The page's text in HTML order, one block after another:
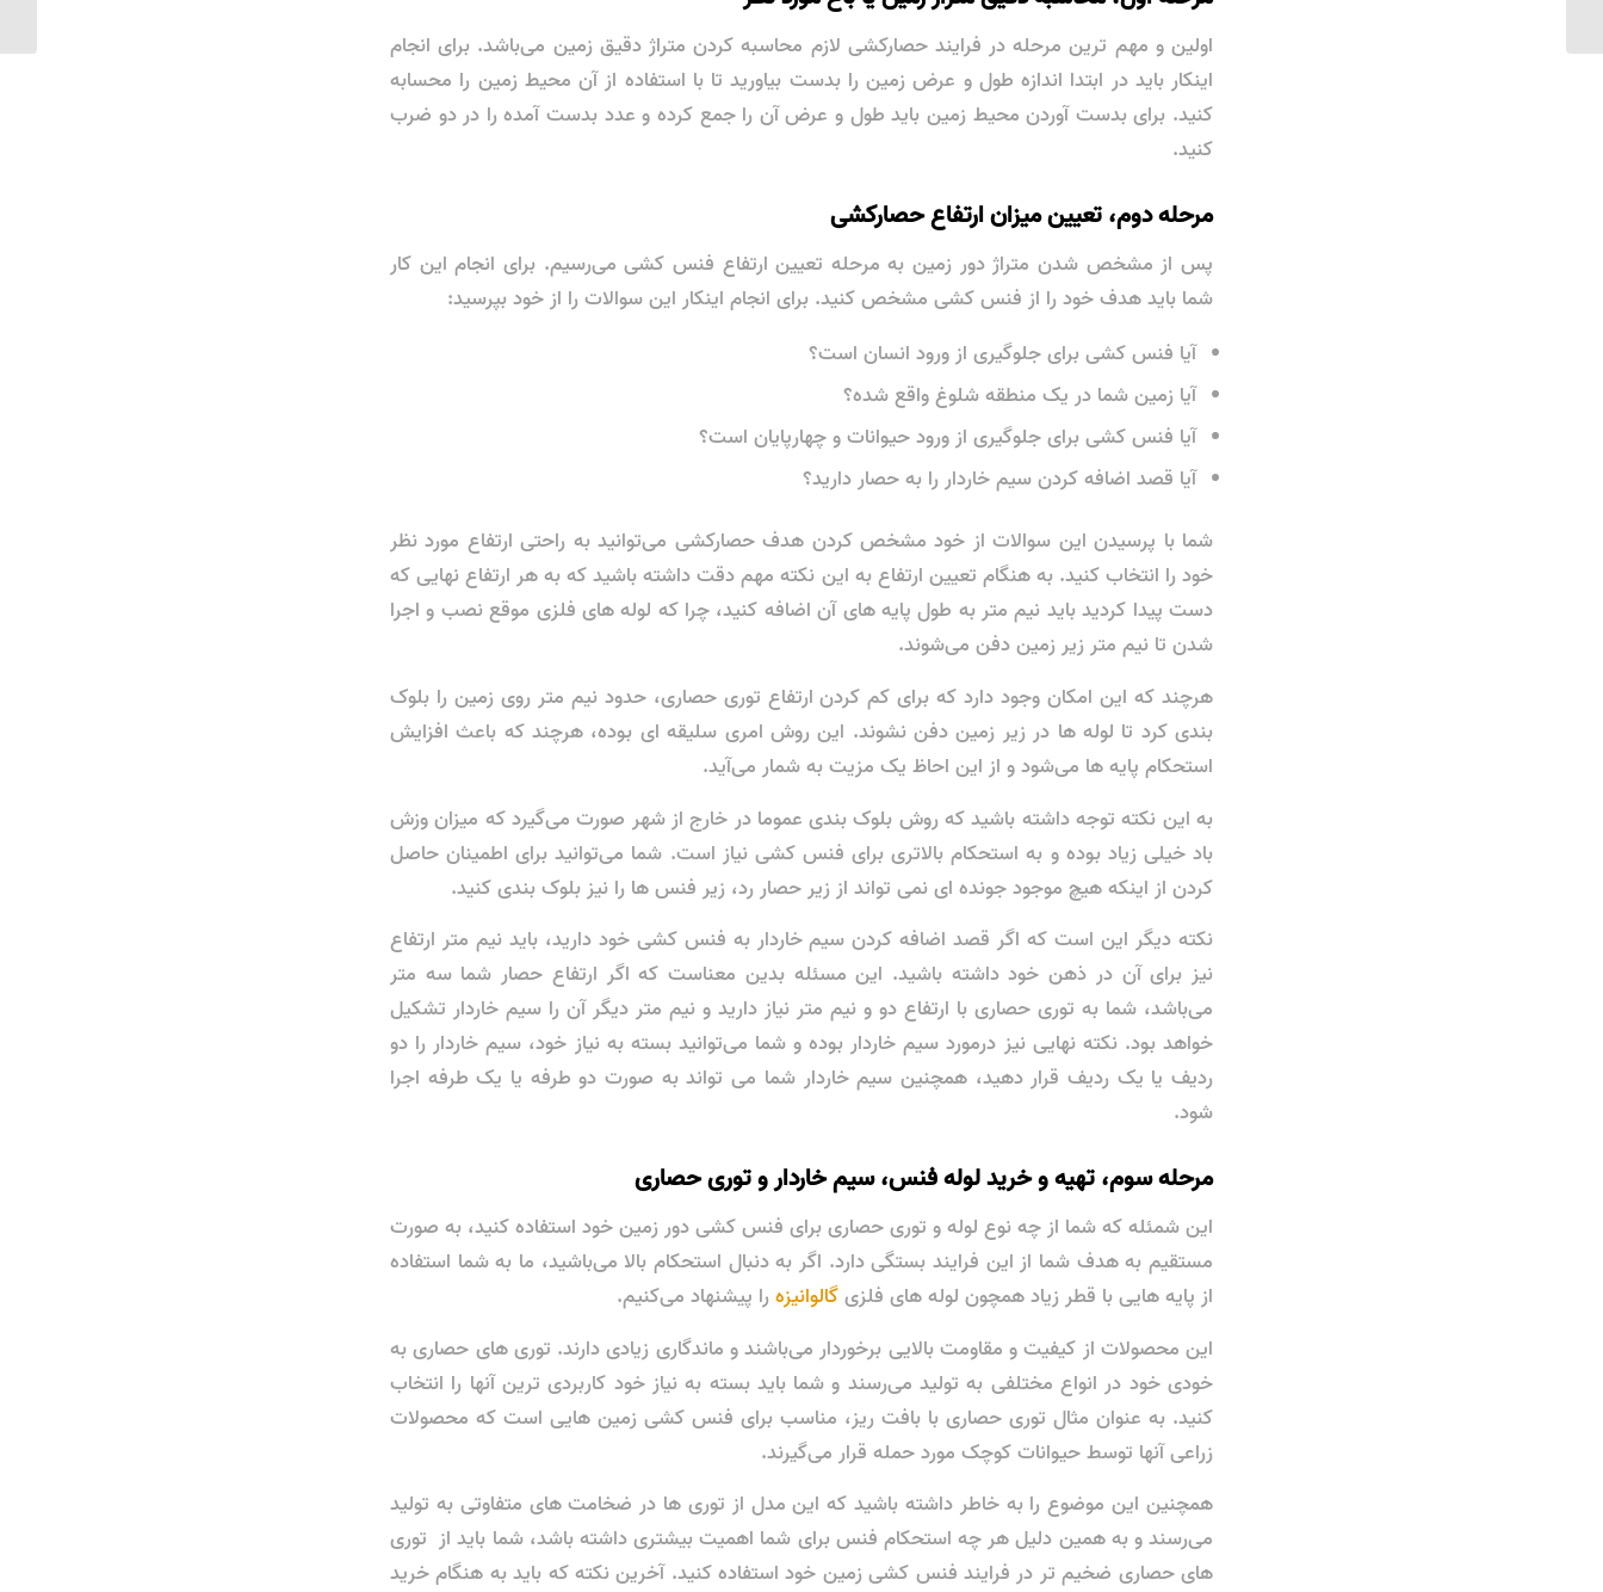
اولین و مهم ترین مرحله در فرایند حصارکشی لازم محاسبه کردن متراژ دقیق زمین می‌باشد. برای انجام
اینکار باید در ابتدا اندازه طول و عرض زمین را بدست بیاورید تا با استفاده از آن محیط زمین را محسابه
کنید. برای بدست آوردن محیط زمین باید طول و عرض آن را جمع کرده و عدد بدست آمده را در دو ضرب
کنید.
مرحله دوم، تعیین میزان ارتفاع حصارکشی
پس از مشخص شدن متراژ دور زمین به مرحله تعیین ارتفاع فنس کشی می‌رسیم. برای انجام این کار
شما باید هدف خود را از فنس کشی مشخص کنید. برای انجام اینکار این سوالات را از خود بپرسید:
آیا فنس کشی برای جلوگیری از ورود انسان است؟
آیا زمین شما در یک منطقه شلوغ واقع شده؟
آیا فنس کشی برای جلوگیری از ورود حیوانات و چهارپایان است؟
آیا قصد اضافه کردن سیم خاردار را به حصار دارید؟
شما با پرسیدن این سوالات از خود مشخص کردن هدف حصارکشی می‌توانید به راحتی ارتفاع مورد نظر
خود را انتخاب کنید. به هنگام تعیین ارتفاع به این نکته مهم دقت داشته باشید که به هر ارتفاع نهایی که
دست پیدا کردید باید نیم متر به طول پایه ‌های آن اضافه کنید، چرا که لوله ‌های فلزی موقع نصب و اجرا
شدن تا نیم متر زیر زمین دفن می‌شوند.
هرچند که این امکان وجود دارد که برای کم کردن ارتفاع توری حصاری، حدود نیم متر روی زمین را بلوک
بندی کرد تا لوله ها در زیر زمین دفن نشوند. این روش امری سلیقه ‌ای بوده، هرچند که باعث افزایش
استحکام پایه‌ ها می‌شود و از این احاظ یک مزیت به شمار می‌آید.
به این نکته توجه داشته باشید که روش بلوک بندی عموما در خارج از شهر صورت می‌گیرد که میزان وزش
باد خیلی زیاد بوده و به استحکام بالاتری برای فنس کشی نیاز است. شما می‌توانید برای اطمینان حاصل
کردن از اینکه هیچ موجود جونده ‌ای نمی ‌تواند از زیر حصار رد، زیر فنس ها را نیز بلوک بندی ‌کنید.
نکته دیگر این است که اگر قصد اضافه کردن سیم خاردار به فنس کشی خود دارید، باید نیم متر ارتفاع
نیز برای آن در ذهن خود داشته باشید. این مسئله بدین معناست که اگر ارتفاع حصار شما سه متر
می‌باشد، شما به توری حصاری با ارتفاع دو و نیم متر نیاز دارید و نیم متر دیگر آن را سیم خاردار تشکیل
خواهد بود. نکته نهایی نیز درمورد سیم خاردار بوده و شما می‌توانید بسته به نیاز خود، سیم خاردار را دو
ردیف یا یک ردیف قرار دهید، همچنین سیم خاردار شما می ‌تواند به صورت دو طرفه یا یک‌ طرفه اجرا
شود.
مرحله سوم، تهیه و خرید لوله فنس، سیم خاردار و توری حصاری
این شمئله که شما از چه نوع لوله و توری حصاری برای فنس کشی دور زمین خود استفاده کنید، به صورت
مستقیم به هدف شما از این فرایند بستگی دارد. اگر به دنبال استحکام بالا می‌باشید، ما به شما استفاده
از پایه‌ هایی با قطر زیاد همچون لوله‌ های فلزیگالوانیزه را پیشنهاد می‌کنیم.
این محصولات از کیفیت و مقاومت بالایی برخوردار می‌باشند و ماندگاری زیادی دارند. توری های حصاری به
خودی خود در انواع مختلفی به تولید می‌رسند و شما باید بسته به نیاز خود کاربردی ترین آنها را انتخاب
‌کنید. به عنوان مثال توری حصاری با بافت ریز، مناسب برای فنس کشی زمین ‌هایی است که محصولات
زراعی آنها توسط حیوانات کوچک مورد حمله قرار می‌گیرند.
همچنین این موضوع را به خاطر داشته باشید که این مدل از توری ‌ها در ضخامت های متفاوتی به تولید
می‌رسند و به همین دلیل هر چه استحکام فنس برای شما اهمیت بیشتری داشته باشد، شما باید از توری
های حصاری ضخیم ‌تر در فرایند فنس کشی زمین خود استفاده کنید. آخرین نکته که باید به هنگام خرید